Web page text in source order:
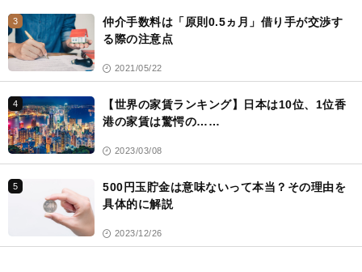
3
仲介手数料は「原則0.5ヵ月」借り手が交渉す
る際の注意点
2021/05/22
4
【世界の家賃ランキング】日本は10位、1位香
港の家賃は驚愕の……
2023/03/08
5
500円玉貯金は意味ないって本当？その理由を
具体的に解説
2023/12/26